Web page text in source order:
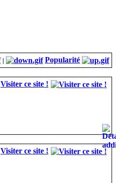
| Popularité
Visiter ce site !
Visiter ce site !